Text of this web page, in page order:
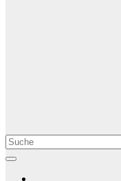
Le Matin
AGENCE DE PRESSE